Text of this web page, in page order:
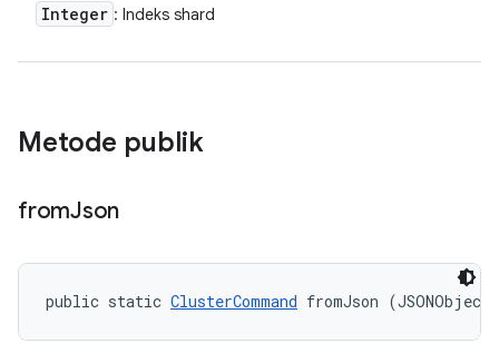
Integer : Indeks shard
Metode publik
fromJson
public static ClusterCommand fromJson